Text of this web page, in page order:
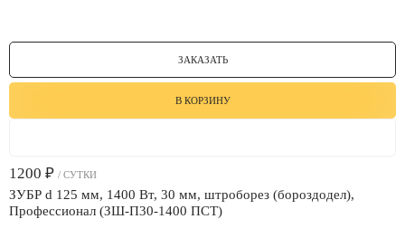
ЗАКАЗАТЬ
В КОРЗИНУ
1200 ₽ / СУТКИ
ЗУБР d 125 мм, 1400 Вт, 30 мм, штроборез (бороздодел),
Профессионал (ЗШ-П30-1400 ПСТ)